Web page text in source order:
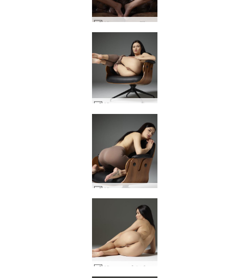
グレースエロ探検 #55
グレースシッティング #34
グレースシッティング #14
グレースプチビューティー #24